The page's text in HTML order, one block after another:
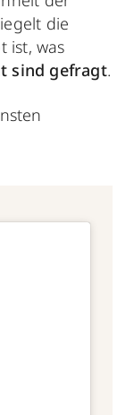
die
ist, was
sind gefragt.